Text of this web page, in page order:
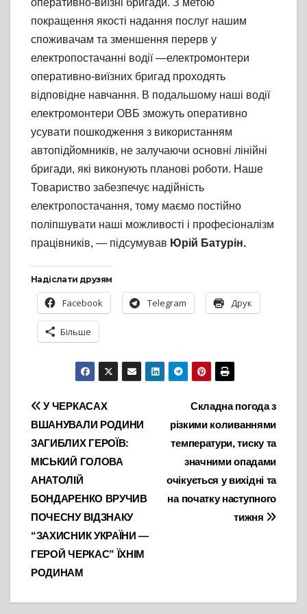
покращення якості надання послуг нашим
споживачам та зменшення перерв у
електропостачанні водії —електромонтери
оперативно-виїзних бригад проходять
відповідне навчання. В подальшому наші водії
електромонтери ОВБ зможуть оперативно
усувати пошкодження з використанням
автопідйомників, не залучаючи основні лінійні
бригади, які виконують планові роботи. Наше
Товариство забезпечує надійність
електропостачання, тому маємо постійно
поліпшувати наші можливості і професіоналізм
працівників, — підсумував Юрій Батурін.
Надіслати друзям
Facebook Telegram Друк
Більше
Навігація
записів
Складна погода з
різкими коливаннями
температури, тиску та
значними опадами
очікується у вихідні та
на початку наступного
тижня
У ЧЕРКАСАХ
ВШАНУВАЛИ РОДИНИ
ЗАГИБЛИХ ГЕРОЇВ:
МІСЬКИЙ ГОЛОВА
АНАТОЛІЙ
БОНДАРЕНКО ВРУЧИВ
ПОЧЕСНУ ВІДЗНАКУ
“ЗАХИСНИК УКРАЇНИ —
ГЕРОЙ ЧЕРКАС” ЇХНІМ
РОДИНАМ